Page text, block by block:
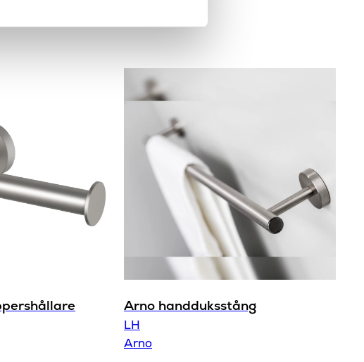
Arno handduksstång
LH
Arno